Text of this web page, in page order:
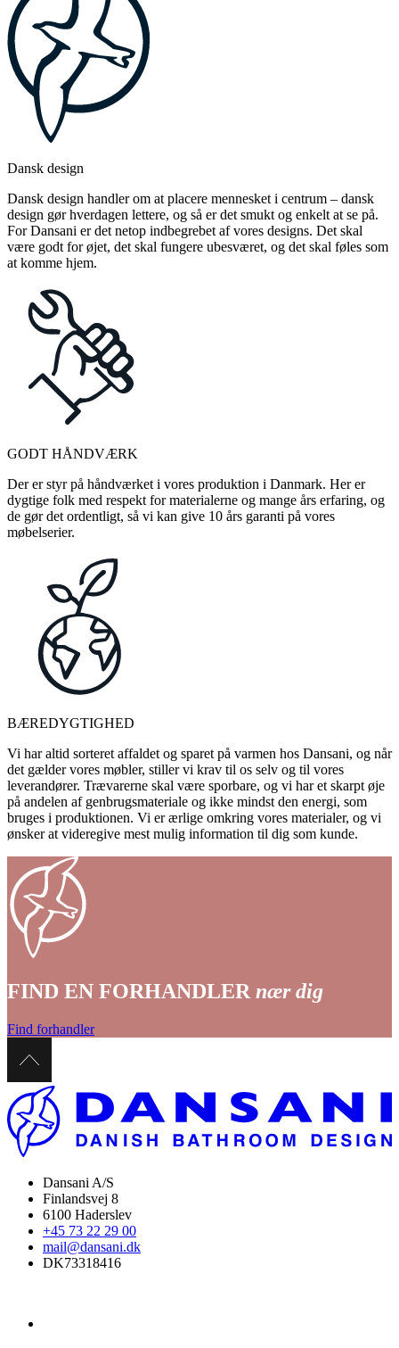
Dansk design
Dansk design handler om at placere mennesket i centrum – dansk
design gør hverdagen lettere, og så er det smukt og enkelt at se på.
For Dansani er det netop indbegrebet af vores designs. Det skal
være godt for øjet, det skal fungere ubesværet, og det skal føles som
at komme hjem.
GODT HÅNDVÆRK
Der er styr på håndværket i vores produktion i Danmark. Her er
dygtige folk med respekt for materialerne og mange års erfaring, og
de gør det ordentligt, så vi kan give 10 års garanti på vores
møbelserier.
BÆREDYGTIGHED
Vi har altid sorteret affaldet og sparet på varmen hos Dansani, og når
det gælder vores møbler, stiller vi krav til os selv og til vores
leverandører. Trævarerne skal være sporbare, og vi har et skarpt øje
på andelen af genbrugsmateriale og ikke mindst den energi, som
bruges i produktionen. Vi er ærlige omkring vores materialer, og vi
ønsker at videregive mest mulig information til dig som kunde.
FIND EN FORHANDLER nær dig
Find forhandler
Dansani A/S
Finlandsvej 8
6100 Haderslev
+45 73 22 29 00
mail@dansani.dk
DK73318416